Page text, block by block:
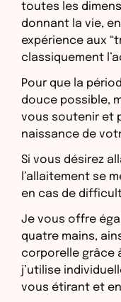
toutes les
donnant la vie,
expérience aux
classiquement
Pour que la
douce possible,
vous soutenir et
naissance de
Si vous désirez
l’allaitement se
en cas de
Je vous offre
quatre mains,
corporelle grâce
j’utilise
vous étirant et